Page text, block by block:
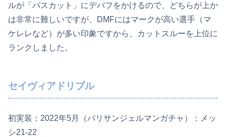
ルが「パスカット」にデバフをかけるので、どちらが上か
は非常に難しいですが、DMFにはマークが高い選手（マ
ケレレなど）が多い印象ですから、カットスルーを上位に
ランクしました。
セイヴィアドリブル
初実装：2022年5月（パリサンジェルマンガチャ）：メッ
シ21‐22